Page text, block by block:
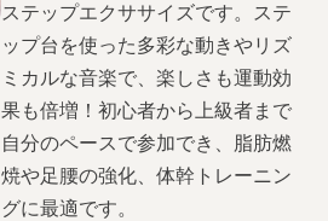
ステップエクササイズです。ステ
ップ台を使った多彩な動きやリズ
ミカルな音楽で、楽しさも運動効
果も倍増！初心者から上級者まで
自分のペースで参加でき、脂肪燃
焼や足腰の強化、体幹トレーニン
グに最適です。